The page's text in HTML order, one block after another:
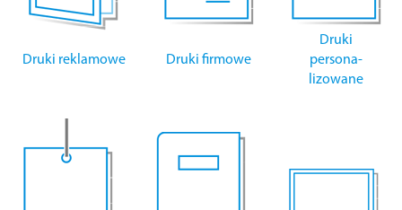
Druki reklamowe Druki firmowe
Druki
persona-
lizowane